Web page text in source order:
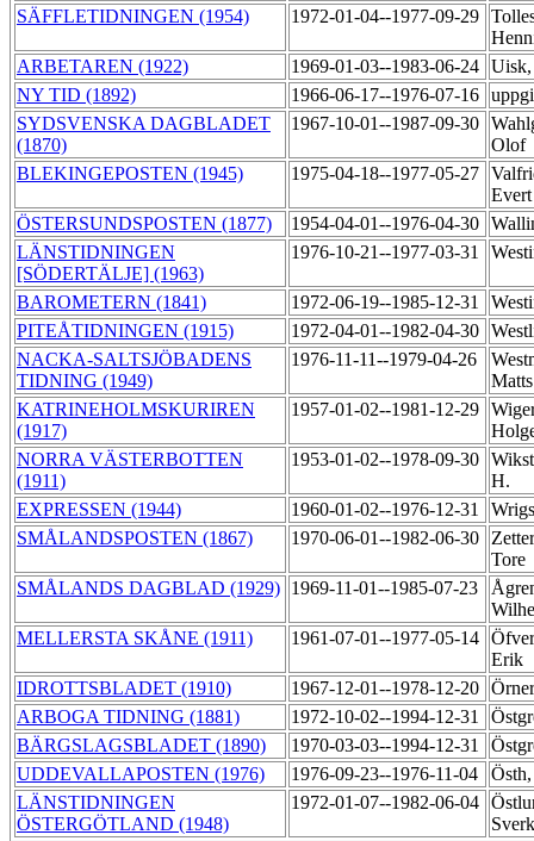
SÄFFLETIDNINGEN (1954)
1972-01-04--1977-09-29
ARBETAREN (1922)
1969-01-03--1983-06-24
NY TID (1892)
1966-06-17--1976-07-16
SYDSVENSKA DAGBLADET
(1870)
1967-10-01--1987-09-30
Olof
BLEKINGEPOSTEN (1945)
1975-04-18--1977-05-27
ÖSTERSUNDSPOSTEN (1877)
1954-04-01--1976-04-30
LÄNSTIDNINGEN
[SÖDERTÄLJE] (1963)
1976-10-21--1977-03-31
BAROMETERN (1841) 1972-06-19--1985-12-31
PITEÅTIDNINGEN (1915)
1972-04-01--1982-04-30
NACKA-SALTSJÖBADENS
TIDNING (1949)
1976-11-11--1979-04-26
KATRINEHOLMSKURIREN
(1917)
1957-01-02--1981-12-29
NORRA VÄSTERBOTTEN
(1911)
1953-01-02--1978-09-30
H.
EXPRESSEN (1944)
1960-01-02--1976-12-31
SMÅLANDSPOSTEN (1867)
1970-06-01--1982-06-30
Tore
SMÅLANDS DAGBLAD (1929) 1969-11-01--1985-07-23
MELLERSTA SKÅNE (1911)
1961-07-01--1977-05-14
Erik
IDROTTSBLADET (1910)
1967-12-01--1978-12-20
ARBOGA TIDNING (1881)
1972-10-02--1994-12-31
BÄRGSLAGSBLADET (1890)
1970-03-03--1994-12-31
UDDEVALLAPOSTEN (1976)
1976-09-23--1976-11-04
LÄNSTIDNINGEN
ÖSTERGÖTLAND (1948)
1972-01-07--1982-06-04